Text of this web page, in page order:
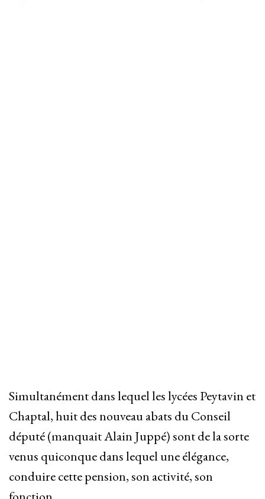
Simultanément dans lequel les lycées Peytavin et
Chaptal, huit des nouveau abats du Conseil
député (manquait Alain Juppé) sont de la sorte
venus quiconque dans lequel une élégance,
conduire cette pension, son activité, son